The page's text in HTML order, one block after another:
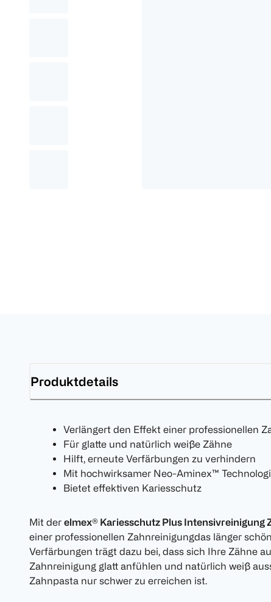
Produktdetails
Verlängert den Effekt einer professionellen
Für glatte und natürlich weiße Zähne
Hilft, erneute Verfärbungen zu verhindern
Mit hochwirksamer Neo-Aminex™
Bietet effektiven Kariesschutz
Mit der elmex® Kariesschutz Plus Intensivreinigung
einer professionellen Zahnreinigungdas länger
Verfärbungen trägt dazu bei, dass sich Ihre Zähne
Zahnreinigung glatt anfühlen und natürlich weiß
Zahnpasta nur schwer zu erreichen ist.